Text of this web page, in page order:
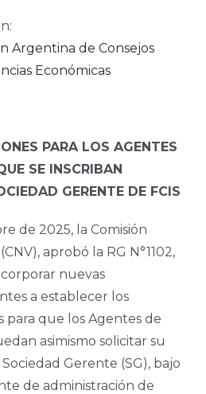
Argentina de Consejos
Económicas
PARA LOS AGENTES
SE INSCRIBAN
GERENTE DE FCIS
de 2025, la Comisión
aprobó la RG N°1102,
nuevas
a establecer los
para que los Agentes de
asimismo solicitar su
Gerente (SG), bajo
de administración de